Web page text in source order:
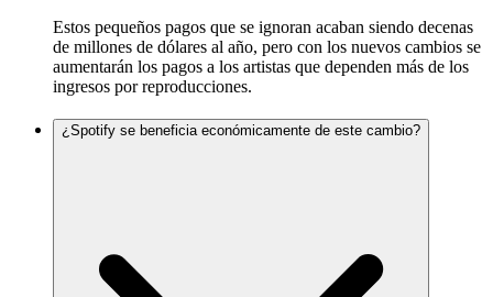
Estos pequeños pagos que se ignoran acaban siendo decenas
de millones de dólares al año, pero con los nuevos cambios se
aumentarán los pagos a los artistas que dependen más de los
ingresos por reproducciones.
¿Spotify se beneficia económicamente de este cambio?